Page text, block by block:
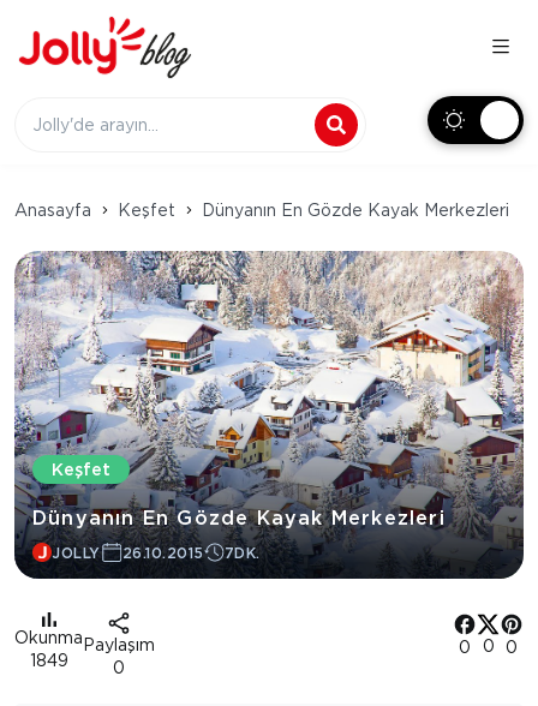
Anasayfa Keşfet Dünyanın En Gözde Kayak Merkezleri
Keşfet
Dünyanın En Gözde Kayak Merkezleri
JOLLY 26.10.2015 7DK.
Okunma
1849
Paylaşım
0
0 0 0